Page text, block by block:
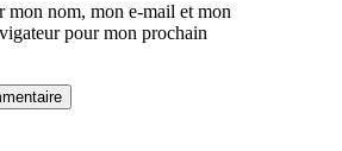
mon nom, mon e-mail et mon
pour mon prochain